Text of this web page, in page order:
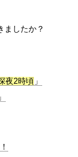
ましたか？
夜2時頃 」
」